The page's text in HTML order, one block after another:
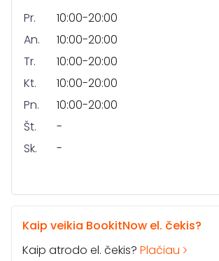
Pr.
10:00-20:00
An.
10:00-20:00
Tr.
10:00-20:00
Kt.
10:00-20:00
Pn.
10:00-20:00
Št.
-
Sk.
-
Kaip veikia BookitNow el. čekis?
Kaip atrodo el. čekis? Plačiau